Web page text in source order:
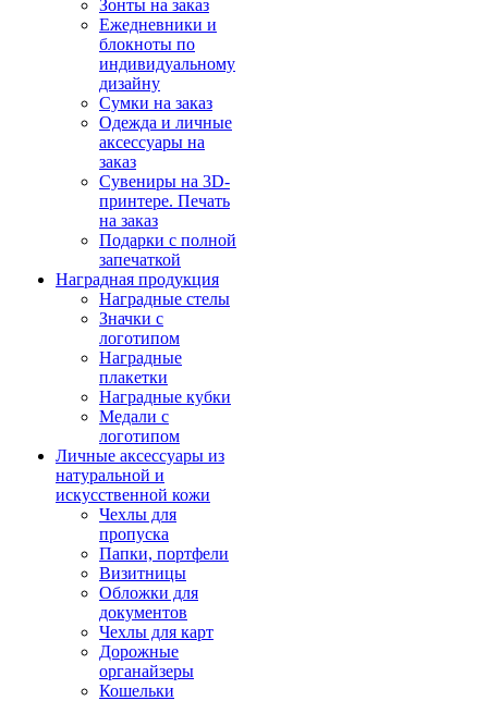
Зонты на заказ
Ежедневники и
блокноты по
индивидуальному
дизайну
Сумки на заказ
Одежда и личные
аксессуары на
заказ
Сувениры на 3D-
принтере. Печать
на заказ
Подарки с полной
запечаткой
Наградная продукция
Наградные стелы
Значки с
логотипом
Наградные
плакетки
Наградные кубки
Медали с
логотипом
Личные аксессуары из
натуральной и
искусственной кожи
Чехлы для
пропуска
Папки, портфели
Визитницы
Обложки для
документов
Чехлы для карт
Дорожные
органайзеры
Кошельки